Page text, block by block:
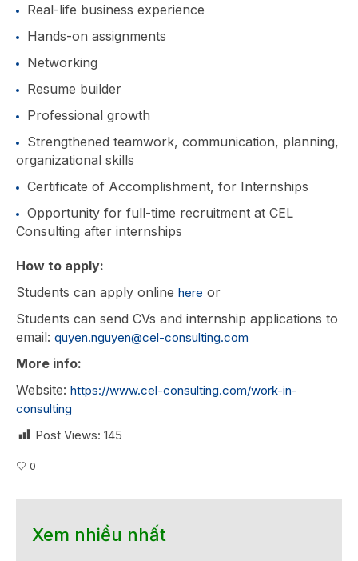
Real-life business experience
Hands-on assignments
Networking
Resume builder
Professional growth
Strengthened teamwork, communication, planning,
organizational skills
Certificate of Accomplishment, for Internships
Opportunity for full-time recruitment at CEL
Consulting after internships
How to apply:
Students can apply online here or
Students can send CVs and internship applications to
email: quyen.nguyen@cel-consulting.com
More info:
Website: https://www.cel-consulting.com/work-in-
consulting
Post Views: 145
0
Xem nhiều nhất